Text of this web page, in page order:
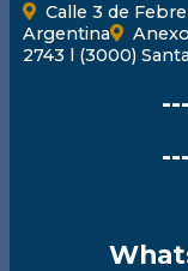
Calle 3 de
Argentina
2743 l (3000)